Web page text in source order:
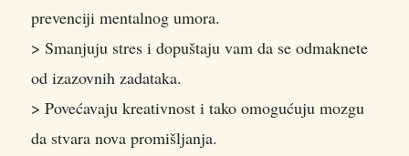
prevenciji mentalnog umora.
> Smanjuju stres i dopuštaju vam da se odmaknete
od izazovnih zadataka.
> Povećavaju kreativnost i tako omogućuju mozgu
da stvara nova promišljanja.